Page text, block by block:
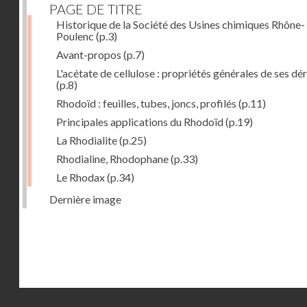
PAGE DE TITRE
Historique de la Société des Usines chimiques Rhône-
Poulenc (p.3)
Avant-propos (p.7)
L'acétate de cellulose : propriétés générales de ses
(p.8)
Rhodoïd : feuilles, tubes, joncs, profilés (p.11)
Principales applications du Rhodoïd(p.19)
La Rhodialite(p.25)
Rhodialine, Rhodophane(p.33)
Le Rhodax(p.34)
Dernière image